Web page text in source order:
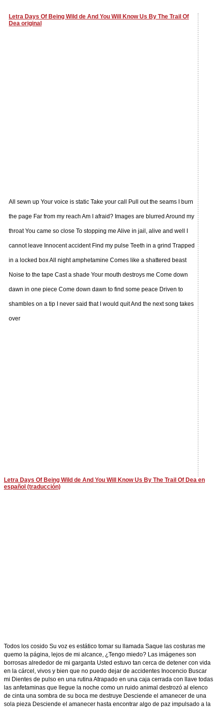
Letra Days Of Being Wild de And You Will Know Us By The Trail Of
Dea original
All sewn up Your voice is static Take your call Pull out the seams I burn
the page Far from my reach Am I afraid? Images are blurred Around my
throat You came so close To stopping me Alive in jail, alive and well I
cannot leave Innocent accident Find my pulse Teeth in a grind Trapped
in a locked box All night amphetamine Comes like a shattered beast
Noise to the tape Cast a shade Your mouth destroys me Come down
dawn in one piece Come down dawn to find some peace Driven to
shambles on a tip I never said that I would quit And the next song takes
over
Letra Days Of Being Wild de And You Will Know Us By The Trail Of Dea en
español (traducción)
Todos los cosido Su voz es estático tomar su llamada Saque las costuras me
quemo la página, lejos de mi alcance, ¿Tengo miedo? Las imágenes son
borrosas alrededor de mi garganta Usted estuvo tan cerca de detener con vida
en la cárcel, vivos y bien que no puedo dejar de accidentes Inocencio Buscar
mi Dientes de pulso en una rutina Atrapado en una caja cerrada con llave todas
las anfetaminas que llegue la noche como un ruido animal destrozó al elenco
de cinta una sombra de su boca me destruye Desciende el amanecer de una
sola pieza Desciende el amanecer hasta encontrar algo de paz impulsado a la